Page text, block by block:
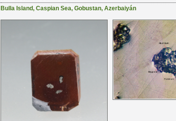
Bulla Island, Caspian Sea, Gobustan, Azerbaiyán